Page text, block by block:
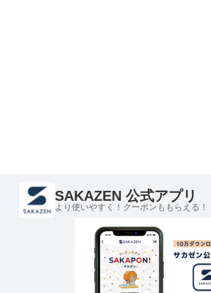
SAKAZEN 公式アプリ
より使いやすく！クーポンももらえる！